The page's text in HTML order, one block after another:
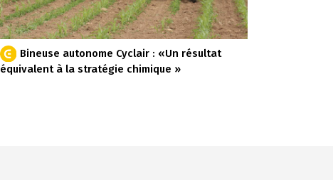
Bineuse autonome Cyclair : «Un résultat
équivalent à la stratégie chimique »